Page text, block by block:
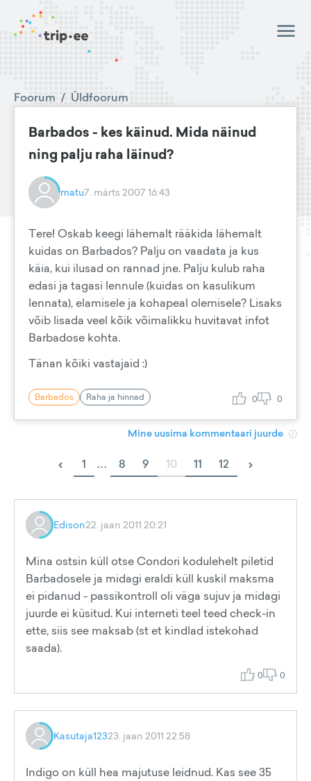
Foorum / Üldfoorum
Barbados - kes käinud. Mida näinud
ning palju raha läinud?
matu7. märts 2007 16:43
Tere! Oskab keegi lähemalt rääkida lähemalt
kuidas on Barbados? Palju on vaadata ja kus
käia, kui ilusad on rannad jne. Palju kulub raha
edasi ja tagasi lennule (kuidas on kasulikum
lennata), elamisele ja kohapeal olemisele? Lisaks
võib lisada veel kõik võimalikku huvitavat infot
Barbadose kohta.
Tänan kõiki vastajaid :)
Barbados Raha ja hinnad 0 0
Mine uusima kommentaari juurde
‹ 1 ... 8 9 10 11 12 ›
Edison22. jaan 2011 20:21
Mina ostsin küll otse Condori kodulehelt piletid
Barbadosele ja midagi eraldi küll kuskil maksma
ei pidanud - passikontroll oli väga sujuv ja midagi
juurde ei küsitud. Kui interneti teel teed check-in
ette, siis see maksab (st et kindlad istekohad
saada).
0 0
Kasutaja12323. jaan 2011 22:58
Indigo on küll hea majutuse leidnud. Kas see 35